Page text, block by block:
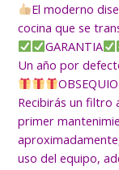
El moderno
cocina que se
GARANTIA
Un año por
OBSEQUIO
Recibirás un filtro
primer
uso del equipo,